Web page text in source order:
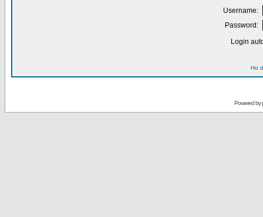
Username:
Password:
Login
Ho
Powered by